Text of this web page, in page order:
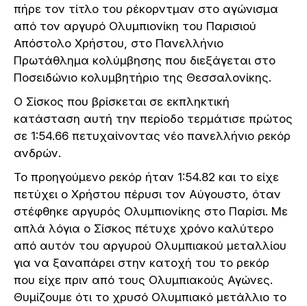
πήρε τον τίτλο του ρέκορντμαν στο αγώνισμα
από τον αργυρό Ολυμπιονίκη του Παρισιού
Απόστολο Χρήστου, στο Πανελλήνιο
Πρωτάθλημα κολύμβησης που διεξάγεται στο
Ποσειδώνιο κολυμβητήριο της Θεσσαλονίκης.
Ο Σίσκος που βρίσκεται σε εκπληκτική
κατάσταση αυτή την περίοδο τερμάτισε πρώτος
σε 1:54.66 πετυχαίνοντας νέο πανελλήνιο ρεκόρ
ανδρών.
Το προηγούμενο ρεκόρ ήταν 1:54.82 και το είχε
πετύχει ο Χρήστου πέρυσι τον Αύγουστο, όταν
στέφθηκε αργυρός Ολυμπιονίκης στο Παρίσι. Με
απλά λόγια ο Σίσκος πέτυχε χρόνο καλύτερο
από αυτόν του αργυρού Ολυμπιακού μεταλλίου
για να ξαναπάρει στην κατοχή του το ρεκόρ
που είχε πριν από τους Ολυμπιακούς Αγώνες.
Θυμίζουμε ότι το χρυσό Ολυμπιακό μετάλλιο το